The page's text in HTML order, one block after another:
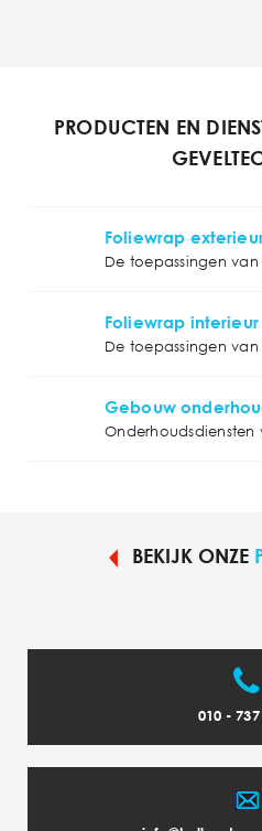
PRODUCTEN EN
Foliewrap
De toepassingen
Foliewrap interieur
De toepassingen
Gebouw
Onderhoudsdiensten
BEKIJK ONZE
010 - 737